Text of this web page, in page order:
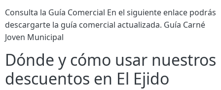
Consulta la Guía Comercial En el siguiente enlace podrás
descargarte la guía comercial actualizada. Guía Carné
Joven Municipal
Dónde y cómo usar nuestros
descuentos en El Ejido